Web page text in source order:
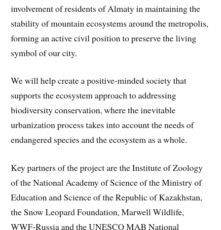
involvement of residents of Almaty in maintaining the
stability of mountain ecosystems around the metropolis,
forming an active civil position to preserve the living
symbol of our city.
We will help create a positive-minded society that
supports the ecosystem approach to addressing
biodiversity conservation, where the inevitable
urbanization process takes into account the needs of
endangered species and the ecosystem as a whole.
Key partners of the project are the Institute of Zoology
of the National Academy of Science of the Ministry of
Education and Science of the Republic of Kazakhstan,
the Snow Leopard Foundation, Marwell Wildlife,
WWF-Russia and the UNESCO MAB National